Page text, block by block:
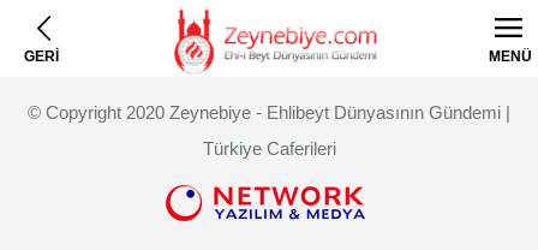
GERİ MENÜ
© Copyright 2020 Zeynebiye - Ehlibeyt Dünyasının Gündemi |
Türkiye Caferileri